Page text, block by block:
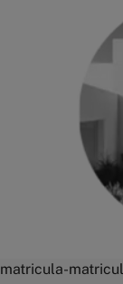
matricula-